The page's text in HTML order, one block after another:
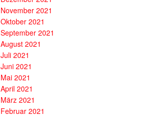
November 2021
Oktober 2021
September 2021
August 2021
Juli 2021
Juni 2021
Mai 2021
April 2021
März 2021
Februar 2021